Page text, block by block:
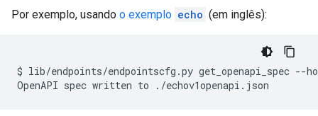
Por exemplo, usando o exemplo echo (em inglês):
$ lib/endpoints/endpointscfg .py get_openapi_spec --
OpenAPI spec written to ./echov1openapi . json